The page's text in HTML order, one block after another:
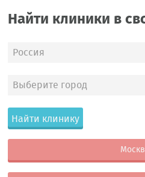
Найти клиники в
Россия
Выберите город
Найти клинику